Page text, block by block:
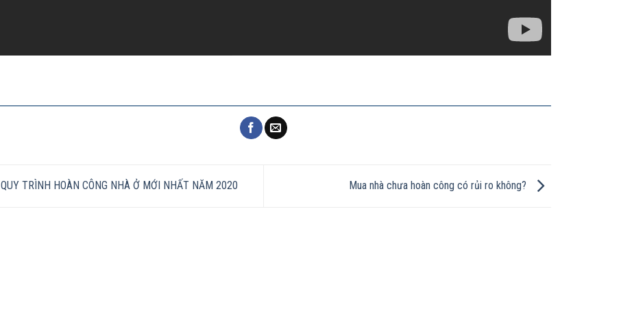
QUY TRÌNH HOÀN CÔNG NHÀ Ở MỚI NHẤT NĂM 2020 Mua nhà chưa hoàn công có rủi ro không?